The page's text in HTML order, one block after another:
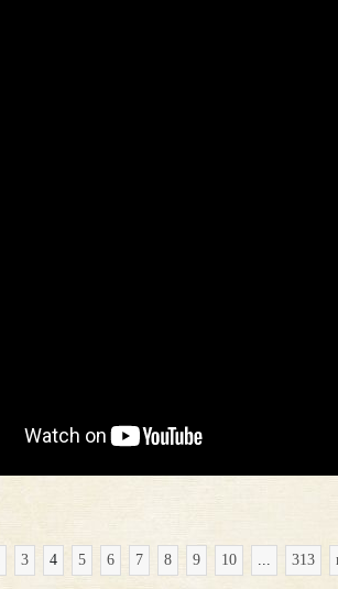
3 4 5 6 7 8 9 10 ... 313